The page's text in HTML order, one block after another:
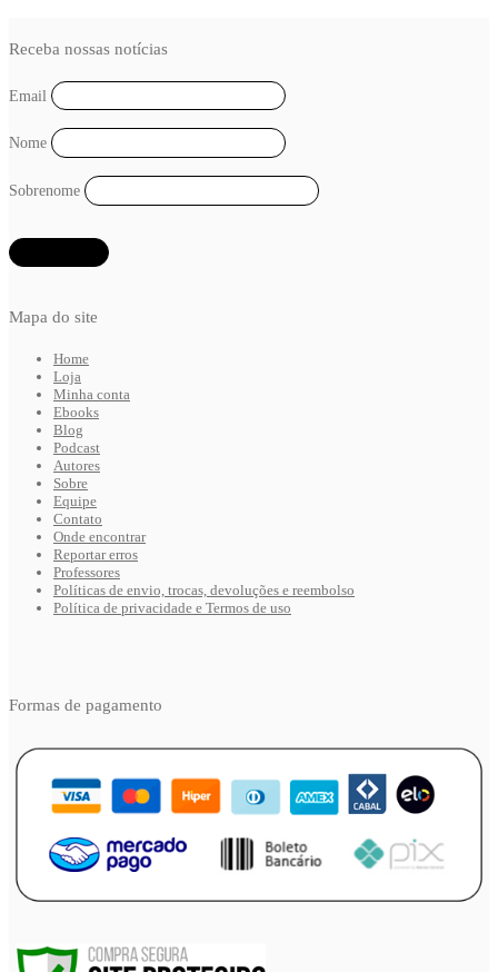
Mapa do site
Home
Loja
Minha conta
Ebooks
Blog
Podcast
Autores
Sobre
Equipe
Contato
Onde encontrar
Reportar erros
Professores
Políticas de envio, trocas, devoluções e reembolso
Política de privacidade e Termos de uso
Receba nossas notícias
Email
Nome
Sobrenome
Formas de pagamento